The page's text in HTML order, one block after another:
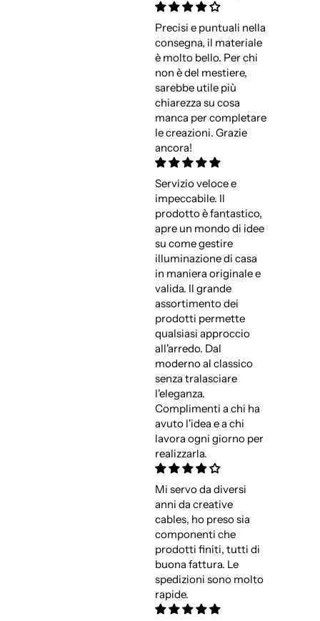
Precisi e puntuali nella
consegna, il materiale
è molto bello. Per chi
non è del mestiere,
sarebbe utile più
chiarezza su cosa
manca per completare
le creazioni. Grazie
ancora!
Servizio veloce e
impeccabile. Il
prodotto è fantastico,
apre un mondo di idee
su come gestire
illuminazione di casa
in maniera originale e
valida. Il grande
assortimento dei
prodotti permette
qualsiasi approccio
all'arredo. Dal
moderno al classico
senza tralasciare
l'eleganza.
Complimenti a chi ha
avuto l'idea e a chi
lavora ogni giorno per
realizzarla.
Mi servo da diversi
anni da creative
cables, ho preso sia
componenti che
prodotti finiti, tutti di
buona fattura. Le
spedizioni sono molto
rapide.